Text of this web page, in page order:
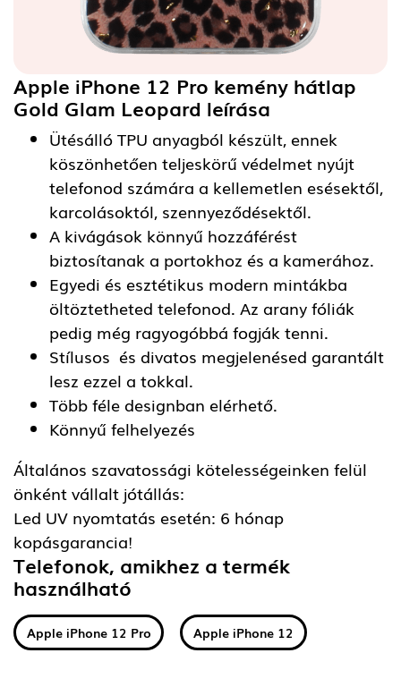
Apple iPhone 12 Pro kemény hátlap
Gold Glam Leopard leírása
Ütésálló TPU anyagból készült, ennek
köszönhetően teljeskörű védelmet nyújt
telefonod számára a kellemetlen esésektől,
karcolásoktól, szennyeződésektől.
A kivágások könnyű hozzáférést
biztosítanak a portokhoz és a kamerához.
Egyedi és esztétikus modern mintákba
öltöztetheted telefonod. Az arany fóliák
pedig még ragyogóbbá fogják tenni.
Stílusos és divatos megjelenésed garantált
lesz ezzel a tokkal.
Több féle designban elérhető.
Könnyű felhelyezés
Általános szavatossági kötelességeinken felül
önként vállalt jótállás:
Led UV nyomtatás esetén: 6 hónap
kopásgarancia!
Telefonok, amikhez a termék
használható
Apple iPhone 12 Pro Apple iPhone 12